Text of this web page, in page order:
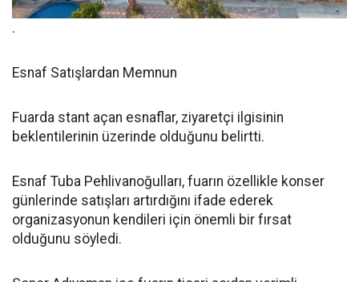
.
Esnaf Satışlardan Memnun
Fuarda stant açan esnaflar, ziyaretçi ilgisinin
beklentilerinin üzerinde olduğunu belirtti.
Esnaf Tuba Pehlivanoğulları, fuarın özellikle konser
günlerinde satışları artırdığını ifade ederek
organizasyonun kendileri için önemli bir fırsat
olduğunu söyledi.